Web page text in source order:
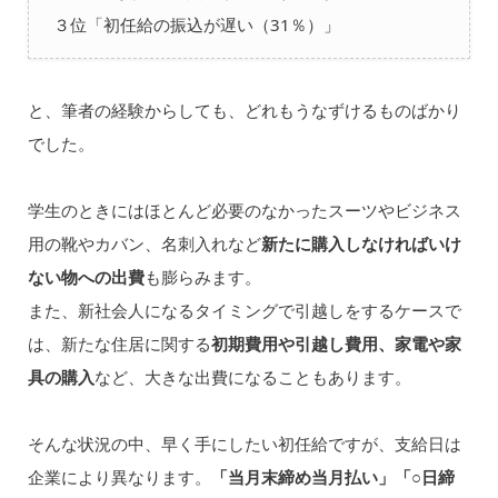
３位「初任給の振込が遅い（31％）」
と、筆者の経験からしても、どれもうなずけるものばかり
でした。
学生のときにはほとんど必要のなかったスーツやビジネス
用の靴やカバン、名刺入れなど新たに購入しなければいけ
ない物への出費も膨らみます。
また、新社会人になるタイミングで引越しをするケースで
は、新たな住居に関する初期費用や引越し費用、家電や家
具の購入など、大きな出費になることもあります。
そんな状況の中、早く手にしたい初任給ですが、支給日は
企業により異なります。
「当月末締め当月払い」「○日締